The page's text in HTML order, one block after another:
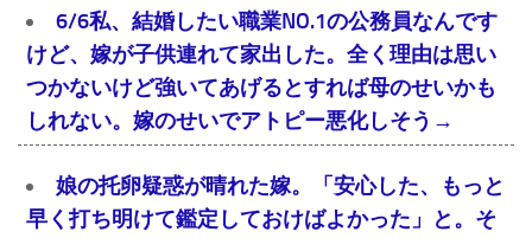
6/6私、結婚したい職業NO.1の公務員なんです
けど、嫁が子供連れて家出した。全く理由は思い
つかないけど強いてあげるとすれば母のせいかも
しれない。嫁のせいでアトピー悪化しそう→
娘の托卵疑惑が晴れた嫁。「安心した、もっと
早く打ち明けて鑑定しておけばよかった」と。そ